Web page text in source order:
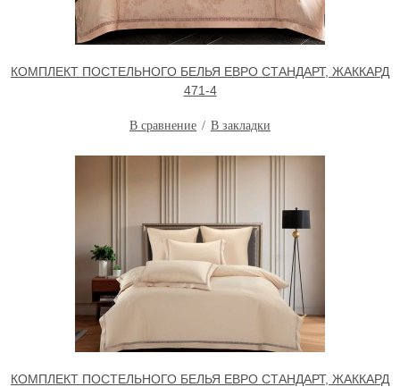
КОМПЛЕКТ ПОСТЕЛЬНОГО БЕЛЬЯ ЕВРО СТАНДАРТ, ЖАККАРД
471-4
В сравнение В закладки
КОМПЛЕКТ ПОСТЕЛЬНОГО БЕЛЬЯ ЕВРО СТАНДАРТ, ЖАККАРД